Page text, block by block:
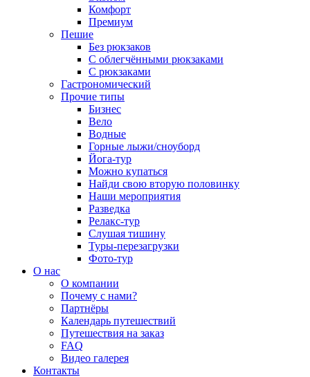
Комфорт
Премиум
Пешие
Без рюкзаков
С облегчёнными рюкзаками
С рюкзаками
Гастрономический
Прочие типы
Бизнес
Вело
Водные
Горные лыжи/сноуборд
Йога-тур
Можно купаться
Найди свою вторую половинку
Наши мероприятия
Разведка
Релакс-тур
Слушая тишину
Туры-перезагрузки
Фото-тур
О нас
О компании
Почему с нами?
Партнёры
Календарь путешествий
Путешествия на заказ
FAQ
Видео галерея
Контакты